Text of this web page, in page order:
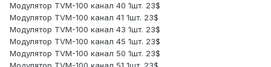
Модулятор TVM-100 канал 40 1шт. 23$
Модулятор TVM-100 канал 41 1шт. 23$
Модулятор TVM-100 канал 43 1шт. 23$
Модулятор TVM-100 канал 45 1шт. 23$
Модулятор TVM-100 канал 50 1шт. 23$